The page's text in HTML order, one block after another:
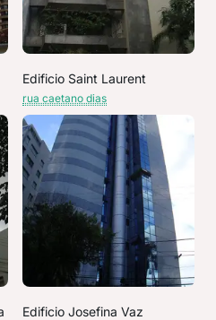
Edificio Saint Laurent
rua caetano dias
Edificio Josefina Vaz